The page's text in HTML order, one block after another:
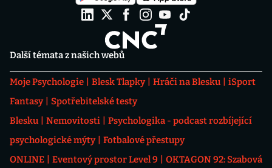
Další témata z našich webů
Moje Psychologie Blesk Tlapky Hráči na Blesku
iSport
Fantasy
Spotřebitelské testy
Blesku
Nemovitosti
Psychologika - podcast rozbíjející
psychologické mýty
Fotbalové přestupy
ONLINE
Eventový prostor Level 9
OKTAGON 92: Szabová